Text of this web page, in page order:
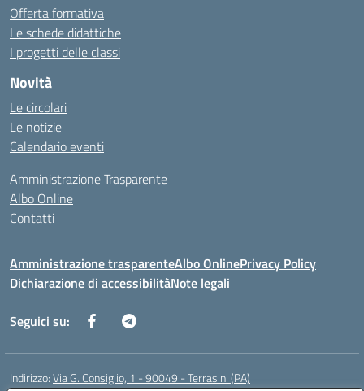
Offerta formativa
Le schede didattiche
I progetti delle classi
Novità
Le circolari
Le notizie
Calendario eventi
Amministrazione Trasparente
Albo Online
Contatti
Amministrazione trasparenteAlbo OnlinePrivacy Policy
Dichiarazione di accessibilitàNote legali
Seguici su:
Indirizzo:Via G. Consiglio, 1 - 90049 - Terrasini (PA)